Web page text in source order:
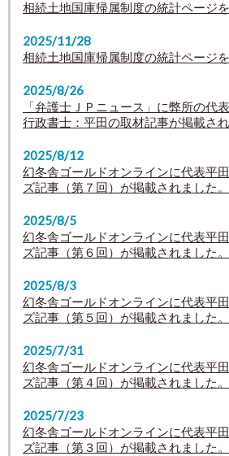
相続土地国庫帰属制度の統計ページを
2025/11/28
相続土地国庫帰属制度の統計ページを
2025/8/26
「弁護士ＪＰニュース」に弊所の代表
行政書士：平田の取材記事が掲載され
2025/8/12
幻冬舎ゴールドオンラインに代表平
ズ記事（第７回）が掲載されました。
2025/8/5
幻冬舎ゴールドオンラインに代表平
ズ記事（第６回）が掲載されました。
2025/8/3
幻冬舎ゴールドオンラインに代表平
ズ記事（第５回）が掲載されました。
2025/7/31
幻冬舎ゴールドオンラインに代表平
ズ記事（第４回）が掲載されました。
2025/7/23
幻冬舎ゴールドオンラインに代表平
ズ記事（第３回）が掲載されました。